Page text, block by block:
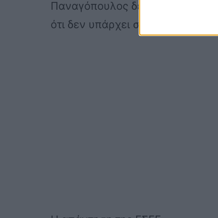
Παναγόπουλος δεν γνωρίζει τα
ότι δεν υπάρχει στη ζωή ο